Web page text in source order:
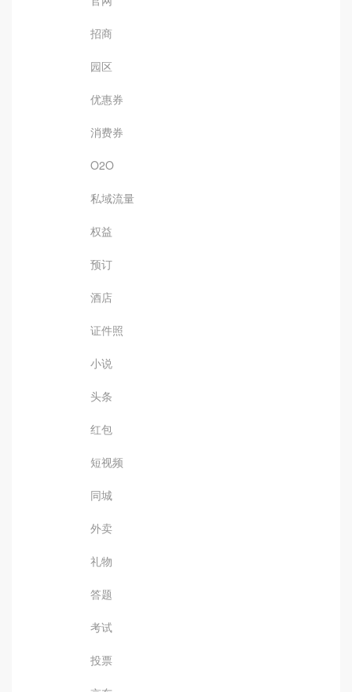
招商
园区
优惠券
消费券
O2O
私域流量
权益
预订
酒店
证件照
小说
头条
红包
短视频
同城
外卖
礼物
答题
考试
投票